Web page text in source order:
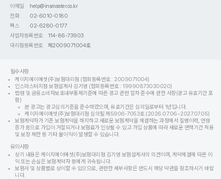
이메일
help@insmaster.co.kr
전화
02-6010-0180
팩스
02-6280-0177
사업자등록번호
114-86-73903
대리점등록번호
제2009071004호
필수사항
케이지에이에셋(주)보험대리점 (협회등록번호 : 2009071004)
인스마스터지점 보험설계사 김기영 (협회등록번호 : 19990873030020)
법령 및 금융소비자보호내부통제기준에 따른 광고 관련 절차 준수에 관한 사항(광고 유효기간 포
함)
본 광고는 광고심의기준을 준수하였으며, 유효기간은 심의일로부터 1년입니다.
케이지에이에셋(주)보험대리점 심의필 제5906-7053호 (2026.07.06~2027.07.05)
보험계약자가 기존 보험계약을 해지하고 새로운 보험계약을 체결하는 과정에서 질병이력, 연령
증가 등으로 가입이 거절되거나 보험료가 인상될 수 있고 가입 상품에 따라 새로운 면책기간 적용
및 보장 제한 등 기타 불이익이 발생할 수 있습니다.
유의사항
상기 내용은 케이지에이에셋(주)보험대리점 김기영 보험설계사의 의견이며, 계약체결에 따른 이
익 또는 손실은 보험계약자 등에게 귀속됩니다.
보험사 및 상품별로 상이할 수 있으므로, 관련한 세부사항은 반드시 해당 약관을 참조하시기 바랍
니다.